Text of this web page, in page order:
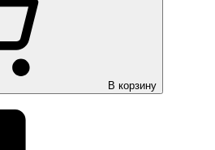
В корзину